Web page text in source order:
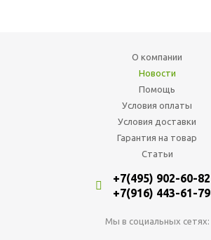
О компании
Новости
Помощь
Условия оплаты
Условия доставки
Гарантия на товар
Статьи
+7(495) 902-60-82
+7(916) 443-61-79
Мы в социальных сетях: